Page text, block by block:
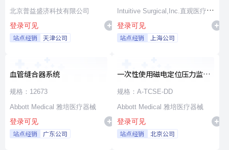
北京普益盛济科技有限公司
登录可见
站点经销 天津公司
Intuitive Surgical,Inc.直观医疗公
司
登录可见
站点经销 上海公司
血管缝合器系统
规格：12673
Abbott Medical 雅培医疗器械
登录可见
站点经销 广东公司
一次性使用磁电定位压力监测
消融导管
规格：A-TCSE-DD
Abbott Medical 雅培医疗器械
登录可见
站点经销 北京公司